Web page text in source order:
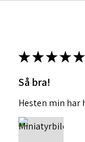
★★★★★
Så bra!
Hesten min har